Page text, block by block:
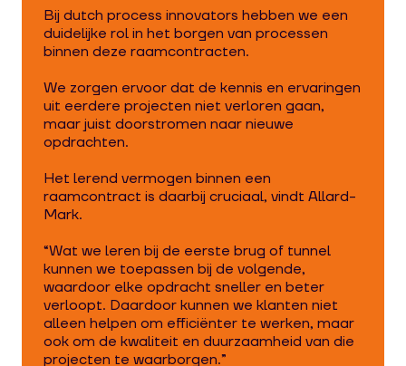
Bij dutch process innovators hebben we een
duidelijke rol in het borgen van processen
binnen deze raamcontracten.
We zorgen ervoor dat de kennis en ervaringen
uit eerdere projecten niet verloren gaan,
maar juist doorstromen naar nieuwe
opdrachten.
Het lerend vermogen binnen een
raamcontract is daarbij cruciaal, vindt Allard-
Mark.
“Wat we leren bij de eerste brug of tunnel
kunnen we toepassen bij de volgende,
waardoor elke opdracht sneller en beter
verloopt. Daardoor kunnen we klanten niet
alleen helpen om efficiënter te werken, maar
ook om de kwaliteit en duurzaamheid van die
projecten te waarborgen.”